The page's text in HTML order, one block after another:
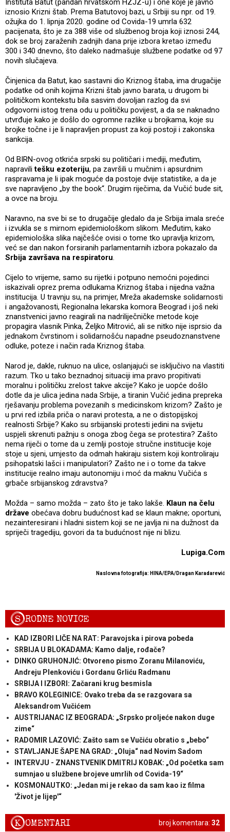
Instituta Batut (pandan hrvatskom HZJZ-u) i one koje je javno
iznosio Krizni štab. Prema Batutovoj bazi, u Srbiji su npr. od 19.
ožujka do 1. lipnja 2020. godine od Covida-19 umrla 632
pacijenata, što je za 388 više od službenog broja koji iznosi 244,
dok se broj zaraženih zadnjih dana prije izbora kretao između
300 i 340 dnevno, što daleko nadmašuje službene podatke od 97
novih slučajeva.
Činjenica da Batut, kao sastavni dio Kriznog štaba, ima drugačije
podatke od onih kojima Krizni štab javno barata, u drugom bi
političkom kontekstu bila sasvim dovoljan razlog da svi
odgovorni istog trena odu u političku povijest, a da se naknadno
utvrđuje kako je došlo do ogromne razlike u brojkama, koje su
brojke točne i je li napravljen propust za koji postoji i zakonska
sankcija.
Od BIRN-ovog otkrića srpski su političari i mediji, međutim,
napravilitešku ezoteriju, pa završili u mučnim i apsurdnim
raspravama je li ipak moguće da postoje dvije statistike, a da je
sve napravljeno „by the book“. Drugim riječima, da Vučić bude sit,
a ovce na broju.
Naravno, na sve bi se to drugačije gledalo da je Srbija imala sreće
i izvukla se s mirnom epidemiološkom slikom. Međutim, kako
epidemiološka slika najčešće ovisi o tome tko upravlja krizom,
već se dan nakon forsiranih parlamentarnih izbora pokazalo da
Srbija završava na respiratoru.
Cijelo to vrijeme, samo su rijetki i potpuno nemoćni pojedinci
iskazivali oprez prema odlukama Kriznog štaba i nijedna važna
institucija. U travnju su, na primjer, Mreža akademske solidarnosti
i angažovanosti, Regionalna lekarska komora Beograd i još neki
znanstvenici javno reagirali na nadriliječničke metode koje
propagira vlasnik Pinka, Željko Mitrović, ali se nitko nije isprsio da
jednakom čvrstinom i solidarnošću napadne pseudoznanstvene
odluke, poteze i način rada Kriznog štaba.
Narod je, dakle, ruknuo na ulice, oslanjajući se isključivo na vlastiti
razum. Tko u tako beznadnoj situaciji ima pravo propitivati
moralnu i političku zrelost takve akcije? Kako je uopće došlo
dotle da je ulica jedina nada Srbije, a tiranin Vučić jedina prepreka
rješavanju problema povezanih s medicinskom krizom? Zašto je
u prvi red izbila priča o naravi protesta, a ne o distopijskoj
realnosti Srbije? Kako su srbijanski protesti jedini na svijetu
uspjeli skrenuti pažnju s onoga zbog čega se protestira? Zašto
nema riječi o tome da u zemlji postoje stručne institucije koje
stoje u sjeni, umjesto da odmah hakiraju sistem koji kontroliraju
psihopatski lašci i manipulatori? Zašto ne i o tome da takve
institucije realno imaju autonomiju i moć da maknu Vučića s
grbače srbijanskog zdravstva?
Možda – samo možda – zato što je tako lakše. Klaun na čelu
države obećava dobru budućnost kad se klaun makne; oportuni,
nezainteresirani i hladni sistem koji se ne javlja ni na dužnost da
spriječi tragediju, govori da ta budućnost nije ni blizu.
Lupiga.Com
Naslovna fotografija: HINA/EPA/Dragan Karadarević
SRODNE NOVICE
KAD IZBORI LIČE NA RAT: Paravojska i pirova pobeda
SRBIJA U BLOKADAMA: Kamo dalje, rođače?
DINKO GRUHONJIĆ: Otvoreno pismo Zoranu Milanoviću,
Andreju Plenkoviću i Gordanu Grliću Radmanu
SRBIJA I IZBORI: Začarani krug besmisla
BRAVO KOLEGINICE: Ovako treba da se razgovara sa
Aleksandrom Vučićem
AUSTRIJANAC IZ BEOGRADA: „Srpsko proljeće nakon duge
zime“
RADOMIR LAZOVIĆ: Zašto sam se Vučiću obratio s „bebo“
STAVLJANJE ŠAPE NA GRAD: „Oluja“ nad Novim Sadom
INTERVJU - ZNANSTVENIK DMITRIJ KOBAK: „Od početka sam
sumnjao u službene brojeve umrlih od Covida-19“
KOSMONAUTKO: „Jedan mi je rekao da sam kao iz filma
'Život je lijep'“
broj komentara: 32
KOMENTARI